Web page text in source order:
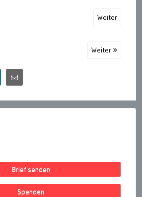
Weiter
Weiter
Brief senden
Spenden